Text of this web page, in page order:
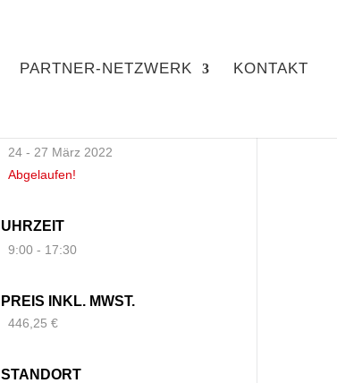
PARTNER-NETZWERK KONTAKT
24 - 27 März 2022
Abgelaufen!
UHRZEIT
9:00 - 17:30
PREIS INKL. MWST.
446,25 €
STANDORT